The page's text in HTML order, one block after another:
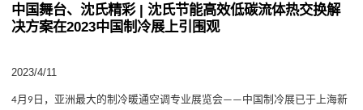
中国舞台、沈氏精彩 | 沈氏节能高效低碳流体热交换解
决方案在2023中国制冷展上引围观
2023/4/11
4月 9 日，亚洲最大的制冷暖通空调专业展览会——中国制冷展已于上海新